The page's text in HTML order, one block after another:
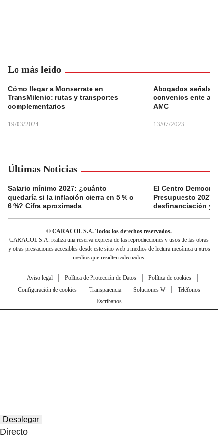
Lo más leído
Cómo llegar a Monserrate en
TransMilenio: rutas y transportes
complementarios
19/03/2024
Abogados
convenios ente
AMC
13/07/2023
Últimas Noticias
Salario mínimo 2027: ¿cuánto
quedaría si la inflación cierra en 5 % o
6 %? Cifra aproximada
El Centro
Presupuesto 2027
desfinanciación y
© CARACOL S.A. Todos los derechos reservados.
CARACOL S.A. realiza una reserva expresa de las reproducciones y usos de las obras
y otras prestaciones accesibles desde este sitio web a medios de lectura mecánica u otros
medios que resulten adecuados.
Aviso legal Política de Protección de Datos
Política de cookies
Configuración de cookies
Transparencia Soluciones W
Teléfonos
Escríbanos
Desplegar
Directo